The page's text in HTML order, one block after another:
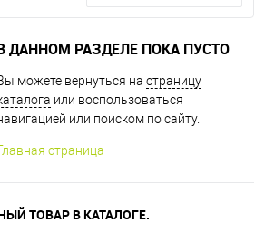
ДАННОМ РАЗДЕЛЕ ПОКА ПУСТО
можете вернуться на страницу
или воспользоваться
или поиском по сайту.
страница
ТОВАР В КАТАЛОГЕ.